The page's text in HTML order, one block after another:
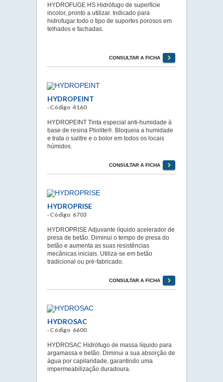
HYDROFUGE HS Hidrófugo de superfície
incolor, pronto a utilizar. Indicado para
hidrofugar todo o tipo de suportes porosos em
telhados e fachadas.
CONSULTAR A FICHA
HYDROPEINT
· Código 4160
HYDROPEINT Tinta especial anti-humidade à
base de resina Pliolite®. Bloqueia a humidade
e trata o salitre e o bolor em todos os locais
húmidos.
CONSULTAR A FICHA
HYDROPRISE
· Código 6703
HYDROPRISE Adjuvante líquido acelerador de
presa de betão. Diminui o tempo de presa do
betão e aumenta as suas resistências
mecânicas iniciais. Utiliza-se em betão
tradicional ou pré-fabricado.
CONSULTAR A FICHA
HYDROSAC
· Código 6600
HYDROSAC Hidrófugo de massa líquido para
argamassa e betão. Diminui a sua absorção de
água por capilaridade, garantindo uma
impermeabilização duradoura.